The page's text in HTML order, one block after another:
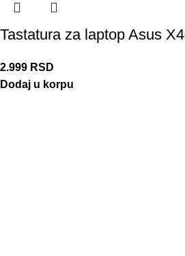
Tastatura za laptop Asus
2.999 RSD
Dodaj u korpu